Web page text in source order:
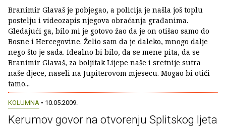
Branimir Glavaš je pobjegao, a policija je našla još toplu
postelju i videozapis njegova obraćanja građanima.
Gledajući ga, bilo mi je gotovo žao da je on otišao samo do
Bosne i Hercegovine. Želio sam da je daleko, mnogo dalje
nego što je sada. Idealno bi bilo, da se mene pita, da se
Branimir Glavaš, za boljitak Lijepe naše i sretnije sutra
naše djece, naseli na Jupiterovom mjesecu. Mogao bi otići
tamo...
KOLUMNA • 10.05.2009.
Kerumov govor na otvorenju Splitskog ljeta